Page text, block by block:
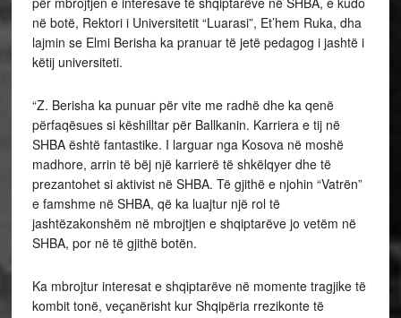
në botë, Rektori i Universitetit “Luarasi”, Et’hem Ruka, dha
lajmin se Elmi Berisha ka pranuar të jetë pedagog i jashtë i
këtij universiteti.
“Z. Berisha ka punuar për vite me radhë dhe ka qenë
përfaqësues si këshilltar për Ballkanin. Karriera e tij në
SHBA është fantastike. I larguar nga Kosova në moshë
madhore, arrin të bëj një karrierë të shkëlqyer dhe të
prezantohet si aktivist në SHBA. Të gjithë e njohin “Vatrën”
e famshme në SHBA, që ka luajtur një rol të
jashtëzakonshëm në mbrojtjen e shqiptarëve jo vetëm në
SHBA, por në të gjithë botën.
Ka mbrojtur interesat e shqiptarëve në momente tragjike të
kombit tonë, veçanërisht kur Shqipëria rrezikonte të